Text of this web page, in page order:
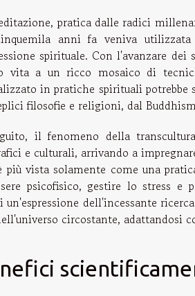
pratica dalle radici
anni fa veniva utilizzata
spirituale. Con l'avanzare
vita a un ricco mosaico di
in pratiche spirituali
filosofie e religioni, dal
il fenomeno della
e culturali, arrivando a
più vista solamente come una
psicofisico, gestire lo stress
un'espressione dell'incessante
circostante, adattandosi